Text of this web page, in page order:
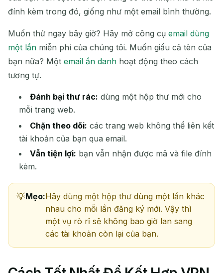
đính kèm trong đó, giống như một email bình thường.
Muốn thử ngay bây giờ? Hãy mở công cụ email dùng
một lần miễn phí của chúng tôi. Muốn giấu cả tên của
bạn nữa? Một email ẩn danh hoạt động theo cách
tương tự.
Đánh bại thư rác: dùng một hộp thư mới cho
mỗi trang web.
Chặn theo dõi: các trang web không thể liên kết
tài khoản của bạn qua email.
Vẫn tiện lợi: bạn vẫn nhận được mã và file đính
kèm.
Mẹo:Hãy dùng một hộp thư dùng một lần khác
nhau cho mỗi lần đăng ký mới. Vậy thì
một vụ rò rỉ sẽ không bao giờ lan sang
các tài khoản còn lại của bạn.